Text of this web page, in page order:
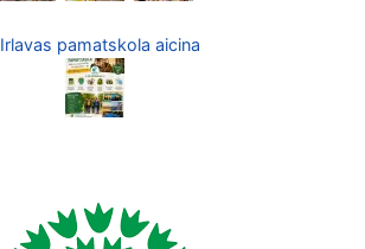
Irlavas pamatskola aicina